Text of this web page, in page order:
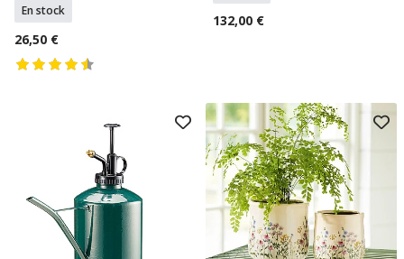
En stock
26,50 €
132,00 €